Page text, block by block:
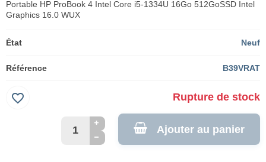
Portable HP ProBook 4 Intel Core i5-1334U 16Go 512GoSSD Intel
Graphics 16.0 WUX
État Neuf
Référence B39VRAT
Rupture de stock
Ajouter au panier
favorite_border